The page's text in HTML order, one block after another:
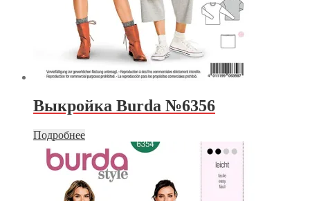
Выкройка Burda №6356
Подробнее